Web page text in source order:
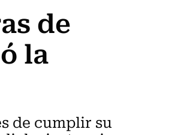
de
la
de cumplir su